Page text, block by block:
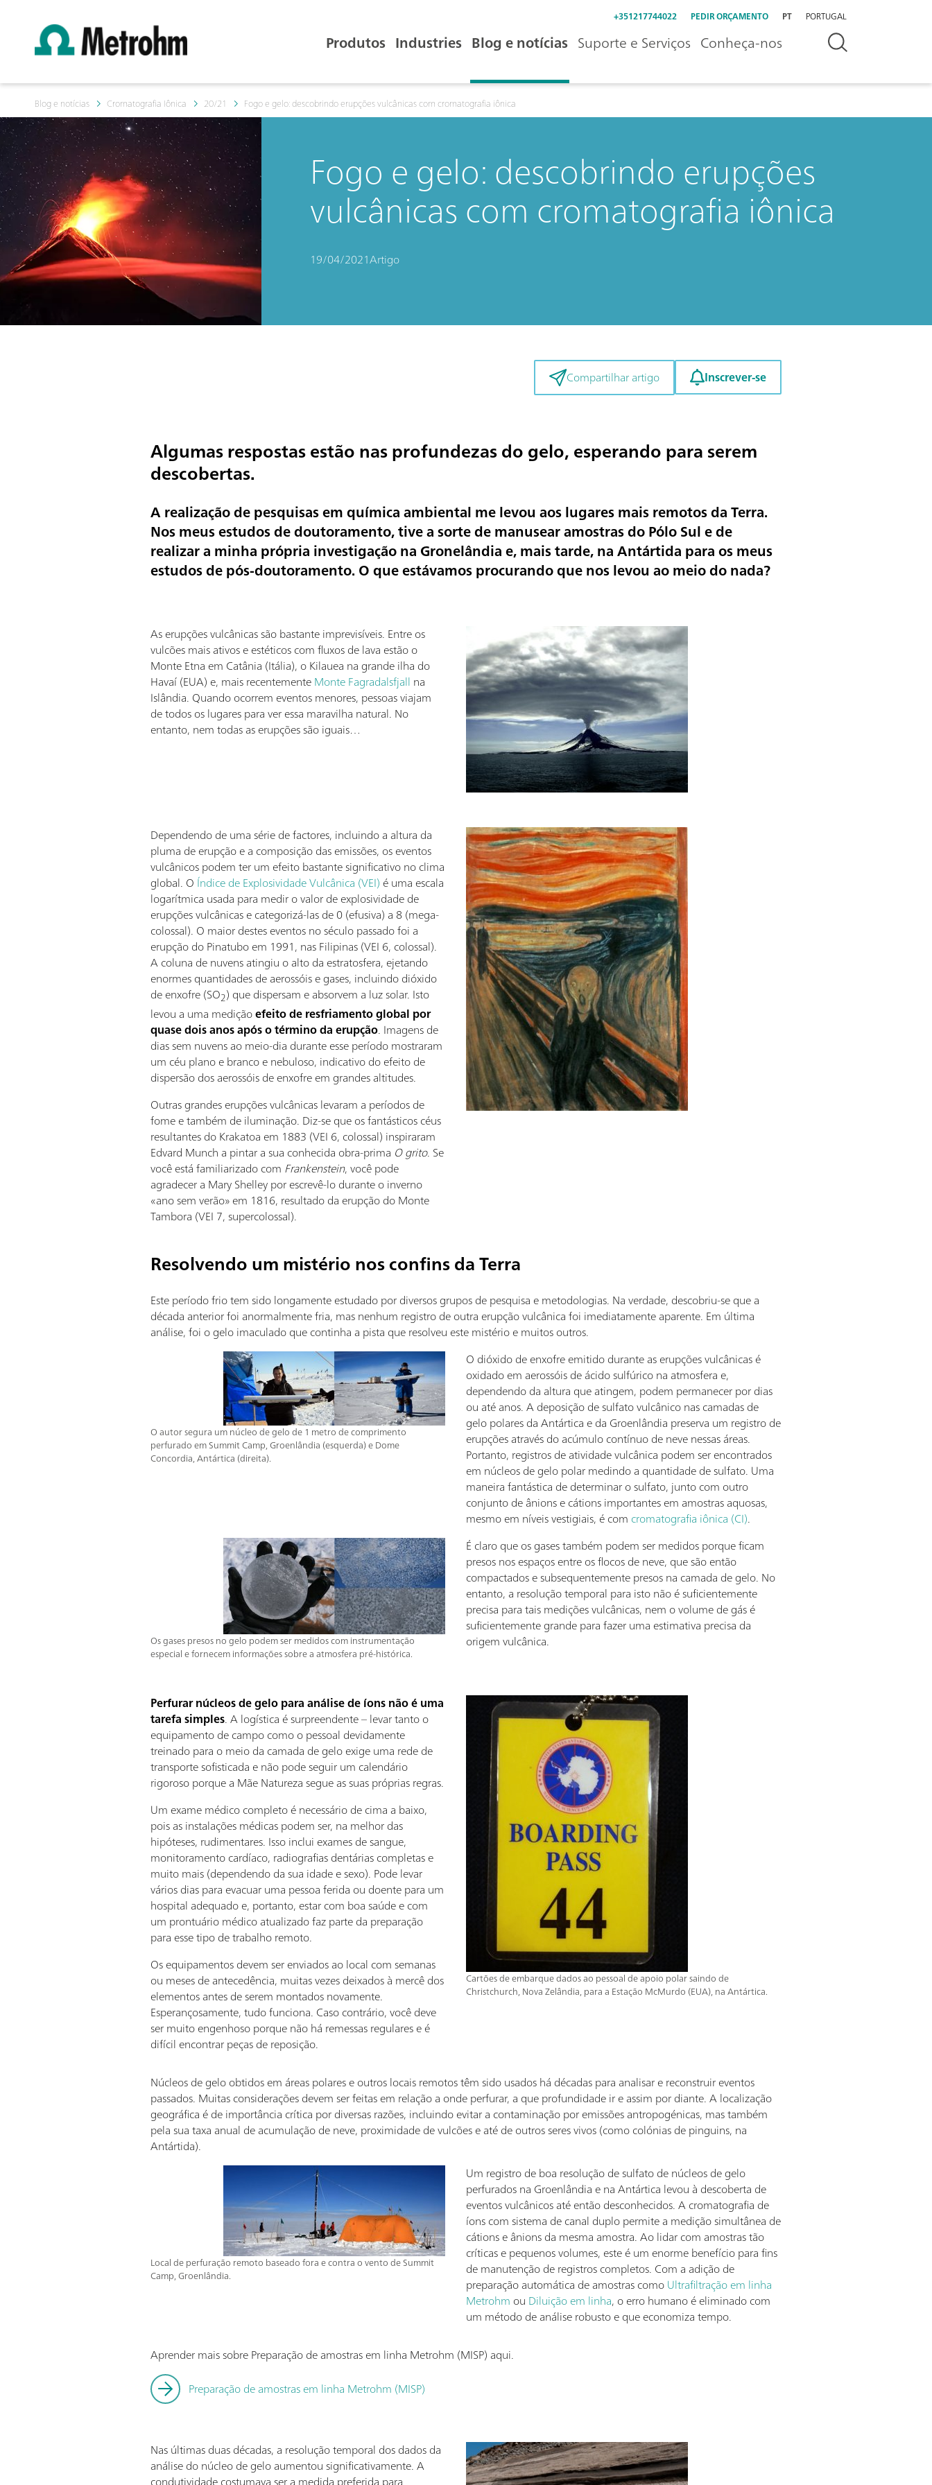
+351217744022 PEDIR ORÇAMENTO PT PORTUGAL
Produtos Industries Blog e notícias Suporte e Serviços Conheça-nos
Blog e notícias Cromatografia Iônica 20/21 Fogo e gelo: descobrindo erupções vulcânicas com cromatografia iônica
Fogo e gelo: descobrindo erupções
vulcânicas com cromatografia iônica
19/04/2021Artigo
Compartilhar artigo Inscrever-se
Algumas respostas estão nas profundezas do gelo, esperando para serem
descobertas.
A realização de pesquisas em química ambiental me levou aos lugares mais remotos da Terra.
Nos meus estudos de doutoramento, tive a sorte de manusear amostras do Pólo Sul e de
realizar a minha própria investigação na Gronelândia e, mais tarde, na Antártida para os meus
estudos de pós-doutoramento. O que estávamos procurando que nos levou ao meio do nada?
As erupções vulcânicas são bastante imprevisíveis. Entre os
vulcões mais ativos e estéticos com fluxos de lava estão o
Monte Etna em Catânia (Itália), o Kilauea na grande ilha do
Havaí (EUA) e, mais recentementeMonte Fagradalsfjall na
Islândia. Quando ocorrem eventos menores, pessoas viajam
de todos os lugares para ver essa maravilha natural. No
entanto, nem todas as erupções são iguais…
Dependendo de uma série de factores, incluindo a altura da
pluma de erupção e a composição das emissões, os eventos
vulcânicos podem ter um efeito bastante significativo no clima
global. O Índice de Explosividade Vulcânica (VEI) é uma escala
logarítmica usada para medir o valor de explosividade de
erupções vulcânicas e categorizá-las de 0 (efusiva) a 8 (mega-
colossal). O maior destes eventos no século passado foi a
erupção do Pinatubo em 1991, nas Filipinas (VEI 6, colossal).
A coluna de nuvens atingiu o alto da estratosfera, ejetando
enormes quantidades de aerossóis e gases, incluindo dióxido
de enxofre (SO2) que dispersam e absorvem a luz solar. Isto
levou a uma mediçãoefeito de resfriamento global por
quase dois anos após o término da erupção. Imagens de
dias sem nuvens ao meio-dia durante esse período mostraram
um céu plano e branco e nebuloso, indicativo do efeito de
dispersão dos aerossóis de enxofre em grandes altitudes.
Outras grandes erupções vulcânicas levaram a períodos de
fome e também de iluminação. Diz-se que os fantásticos céus
resultantes do Krakatoa em 1883 (VEI 6, colossal) inspiraram
Edvard Munch a pintar a sua conhecida obra-prima O grito. Se
você está familiarizado com Frankenstein, você pode
agradecer a Mary Shelley por escrevê-lo durante o inverno
«ano sem verão» em 1816, resultado da erupção do Monte
Tambora (VEI 7, supercolossal).
Resolvendo um mistério nos confins da Terra
Este período frio tem sido longamente estudado por diversos grupos de pesquisa e metodologias. Na verdade, descobriu-se que a
década anterior foi anormalmente fria, mas nenhum registro de outra erupção vulcânica foi imediatamente aparente. Em última
análise, foi o gelo imaculado que continha a pista que resolveu este mistério e muitos outros.
O autor segura um núcleo de gelo de 1 metro de comprimento
perfurado em Summit Camp, Groenlândia (esquerda) e Dome
Concordia, Antártica (direita).
O dióxido de enxofre emitido durante as erupções vulcânicas é
oxidado em aerossóis de ácido sulfúrico na atmosfera e,
dependendo da altura que atingem, podem permanecer por dias
ou até anos. A deposição de sulfato vulcânico nas camadas de
gelo polares da Antártica e da Groenlândia preserva um registro de
erupções através do acúmulo contínuo de neve nessas áreas.
Portanto, registros de atividade vulcânica podem ser encontrados
em núcleos de gelo polar medindo a quantidade de sulfato. Uma
maneira fantástica de determinar o sulfato, junto com outro
conjunto de ânions e cátions importantes em amostras aquosas,
mesmo em níveis vestigiais, é com cromatografia iônica (CI).
Os gases presos no gelo podem ser medidos com instrumentação
especial e fornecem informações sobre a atmosfera pré-histórica.
É claro que os gases também podem ser medidos porque ficam
presos nos espaços entre os flocos de neve, que são então
compactados e subsequentemente presos na camada de gelo. No
entanto, a resolução temporal para isto não é suficientemente
precisa para tais medições vulcânicas, nem o volume de gás é
suficientemente grande para fazer uma estimativa precisa da
origem vulcânica.
Cartões de embarque dados ao pessoal de apoio polar saindo de
Christchurch, Nova Zelândia, para a Estação McMurdo (EUA), na Antártica.
Perfurar núcleos de gelo para análise de íons não é uma
tarefa simples. A logística é surpreendente – levar tanto o
equipamento de campo como o pessoal devidamente
treinado para o meio da camada de gelo exige uma rede de
transporte sofisticada e não pode seguir um calendário
rigoroso porque a Mãe Natureza segue as suas próprias regras.
Um exame médico completo é necessário de cima a baixo,
pois as instalações médicas podem ser, na melhor das
hipóteses, rudimentares. Isso inclui exames de sangue,
monitoramento cardíaco, radiografias dentárias completas e
muito mais (dependendo da sua idade e sexo). Pode levar
vários dias para evacuar uma pessoa ferida ou doente para um
hospital adequado e, portanto, estar com boa saúde e com
um prontuário médico atualizado faz parte da preparação
para esse tipo de trabalho remoto.
Os equipamentos devem ser enviados ao local com semanas
ou meses de antecedência, muitas vezes deixados à mercê dos
elementos antes de serem montados novamente.
Esperançosamente, tudo funciona. Caso contrário, você deve
ser muito engenhoso porque não há remessas regulares e é
difícil encontrar peças de reposição.
Núcleos de gelo obtidos em áreas polares e outros locais remotos têm sido usados há décadas para analisar e reconstruir eventos
passados. Muitas considerações devem ser feitas em relação a onde perfurar, a que profundidade ir e assim por diante. A localização
geográfica é de importância crítica por diversas razões, incluindo evitar a contaminação por emissões antropogénicas, mas também
pela sua taxa anual de acumulação de neve, proximidade de vulcões e até de outros seres vivos (como colónias de pinguins, na
Antártida).
Local de perfuração remoto baseado fora e contra o vento de Summit
Camp, Groenlândia.
Um registro de boa resolução de sulfato de núcleos de gelo
perfurados na Groenlândia e na Antártica levou à descoberta de
eventos vulcânicos até então desconhecidos. A cromatografia de
íons com sistema de canal duplo permite a medição simultânea de
cátions e ânions da mesma amostra. Ao lidar com amostras tão
críticas e pequenos volumes, este é um enorme benefício para fins
de manutenção de registros completos. Com a adição de
preparação automática de amostras comoUltrafiltração em linha
Metrohm ou Diluição em linha, o erro humano é eliminado com
um método de análise robusto e que economiza tempo.
Aprender mais sobre Preparação de amostras em linha Metrohm (MISP) aqui.
Preparação de amostras em linha Metrohm (MISP)
Nas últimas duas décadas, a resolução temporal dos dados da
análise do núcleo de gelo aumentou significativamente. A